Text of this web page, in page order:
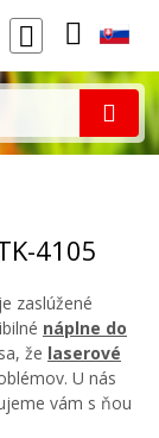
4105
zaslúžené
náplne do
že laserové
U nás
vám s ňou